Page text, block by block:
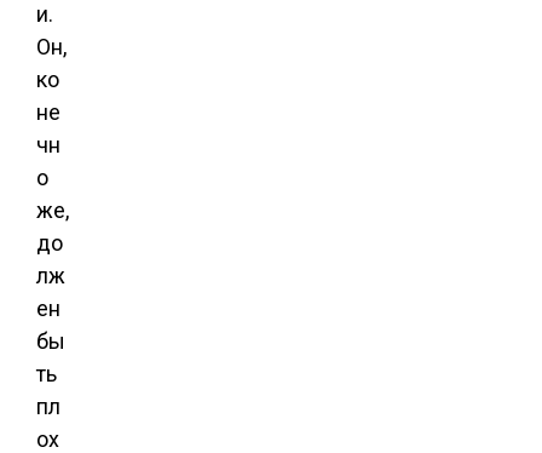
и.
Он,
ко
не
чн
о
же,
до
лж
ен
бы
ть
пл
ох